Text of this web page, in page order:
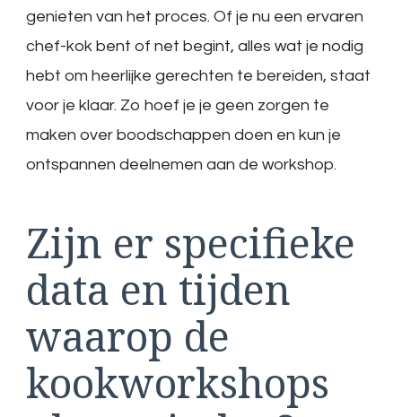
genieten van het proces. Of je nu een ervaren
chef-kok bent of net begint, alles wat je nodig
hebt om heerlijke gerechten te bereiden, staat
voor je klaar. Zo hoef je je geen zorgen te
maken over boodschappen doen en kun je
ontspannen deelnemen aan de workshop.
Zijn er specifieke
data en tijden
waarop de
kookworkshops